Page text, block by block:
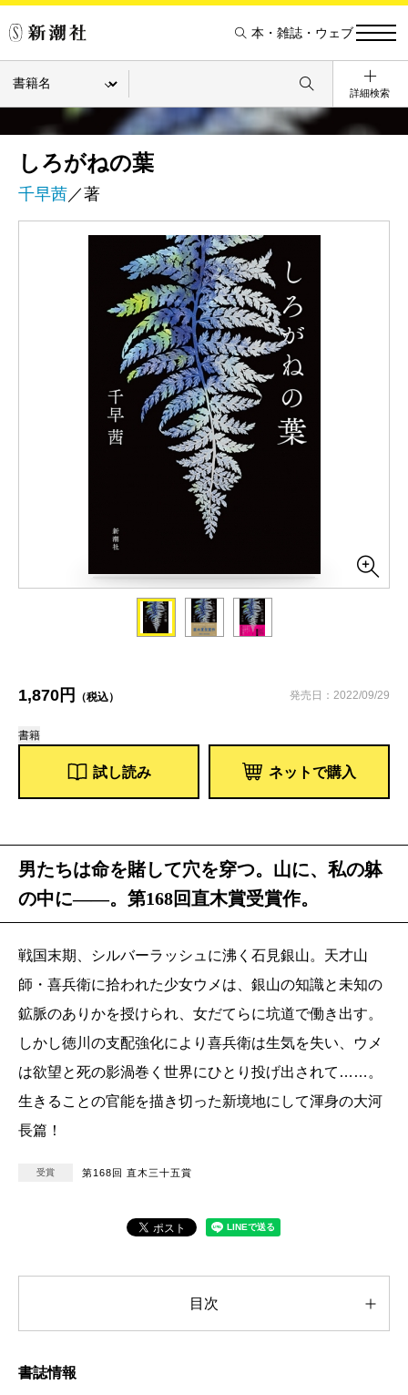
本・雑誌・ウェブ
詳細検索
しろがねの葉
千早茜／著
1,870円 （税込） 発売日：2022/09/29
書籍
試し読み ネットで購入
男たちは命を賭して穴を穿つ。山に、私の躰
の中に――。第168回直木賞受賞作。
戦国末期、シルバーラッシュに沸く石見銀山。天才山
師・喜兵衛に拾われた少女ウメは、銀山の知識と未知の
鉱脈のありかを授けられ、女だてらに坑道で働き出す。
しかし徳川の支配強化により喜兵衛は生気を失い、ウメ
は欲望と死の影渦巻く世界にひとり投げ出されて……。
生きることの官能を描き切った新境地にして渾身の大河
長篇！
受賞 第168回 直木三十五賞
目次
書誌情報